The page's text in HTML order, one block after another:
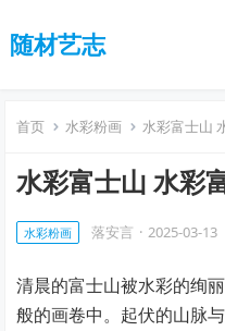
随材艺志
首页 水彩粉画 水彩富士山
水彩富士山 水彩
水彩粉画 落安言 · 2025-03-13
清晨的富士山被水彩的绚
般的画卷中。起伏的山脉